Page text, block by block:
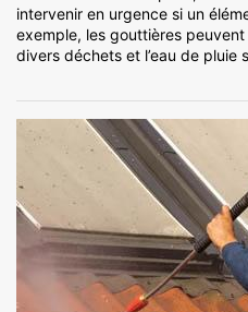
intervenir en urgence si un
exemple, les gouttières
divers déchets et l’eau de pluie